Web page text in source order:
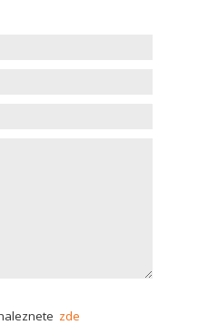
zde